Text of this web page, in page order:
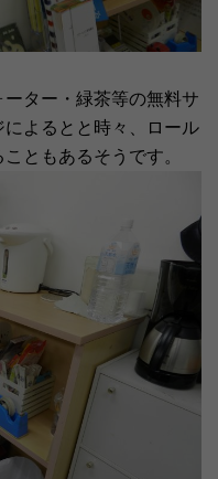
ター・緑茶等の無料サ
よるとと時々、ロール
ともあるそうです。